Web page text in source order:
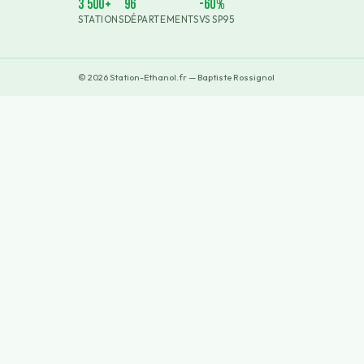
3 500+
STATIONS
96
DÉPARTEMENTS
-60%
VS SP95
© 2026Station-Ethanol.fr — Baptiste Rossignol